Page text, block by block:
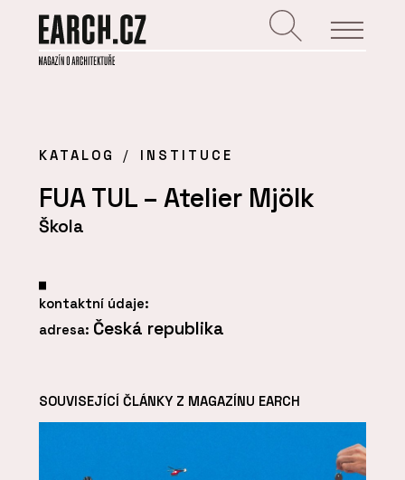
KATALOG INSTITUCE
FUA TUL – Atelier Mjölk
Škola
kontaktní údaje:
adresa: Česká republika
SOUVISEJÍCÍ ČLÁNKY Z MAGAZÍNU EARCH